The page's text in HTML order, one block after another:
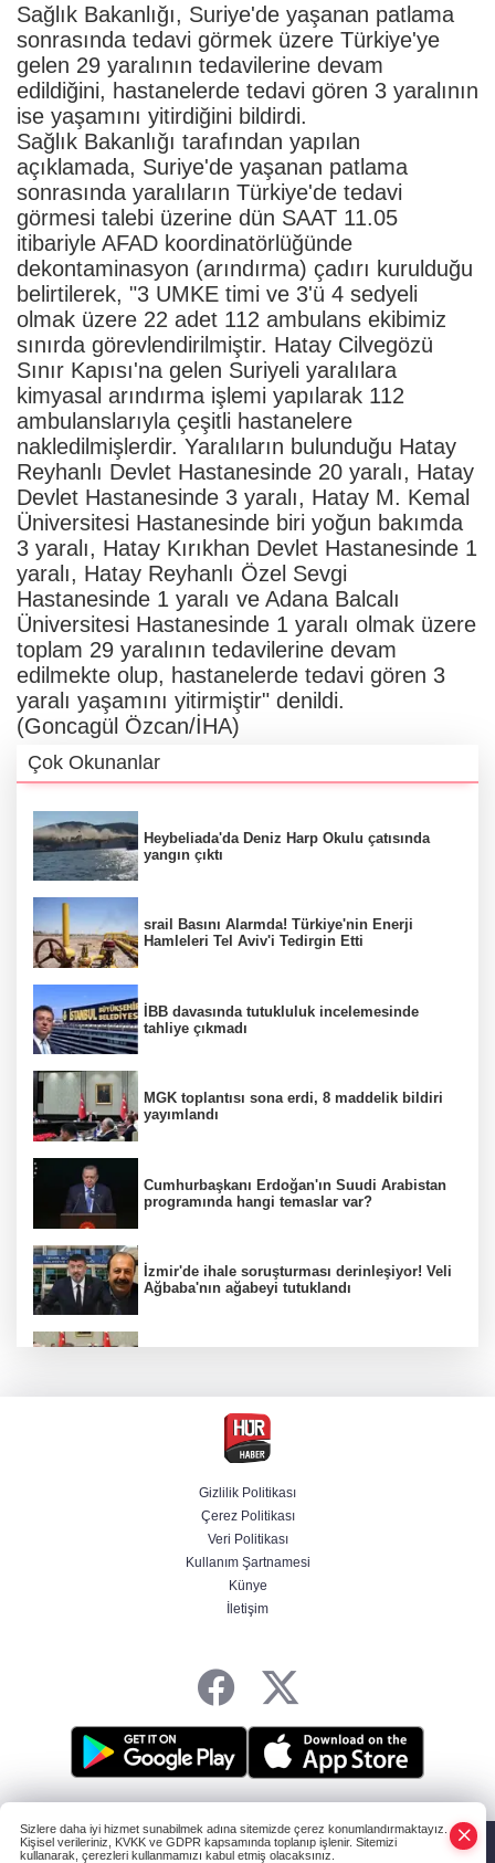
Sağlık Bakanlığı, Suriye'de yaşanan patlama
sonrasında tedavi görmek üzere Türkiye'ye
gelen 29 yaralının tedavilerine devam
edildiğini, hastanelerde tedavi gören 3 yaralının
ise yaşamını yitirdiğini bildirdi.
Sağlık Bakanlığı tarafından yapılan
açıklamada, Suriye'de yaşanan patlama
sonrasında yaralıların Türkiye'de tedavi
görmesi talebi üzerine dün SAAT 11.05
itibariyle AFAD koordinatörlüğünde
dekontaminasyon (arındırma) çadırı kurulduğu
belirtilerek, "3 UMKE timi ve 3'ü 4 sedyeli
olmak üzere 22 adet 112 ambulans ekibimiz
sınırda görevlendirilmiştir. Hatay Cilvegözü
Sınır Kapısı'na gelen Suriyeli yaralılara
kimyasal arındırma işlemi yapılarak 112
ambulanslarıyla çeşitli hastanelere
nakledilmişlerdir. Yaralıların bulunduğu Hatay
Reyhanlı Devlet Hastanesinde 20 yaralı, Hatay
Devlet Hastanesinde 3 yaralı, Hatay M. Kemal
Üniversitesi Hastanesinde biri yoğun bakımda
3 yaralı, Hatay Kırıkhan Devlet Hastanesinde 1
yaralı, Hatay Reyhanlı Özel Sevgi
Hastanesinde 1 yaralı ve Adana Balcalı
Üniversitesi Hastanesinde 1 yaralı olmak üzere
toplam 29 yaralının tedavilerine devam
edilmekte olup, hastanelerde tedavi gören 3
yaralı yaşamını yitirmiştir" denildi.
(Goncagül Özcan/İHA)
Çok Okunanlar
Heybeliada'da Deniz Harp Okulu çatısında
yangın çıktı
srail Basını Alarmda! Türkiye'nin Enerji
Hamleleri Tel Aviv'i Tedirgin Etti
İBB davasında tutukluluk incelemesinde
tahliye çıkmadı
MGK toplantısı sona erdi, 8 maddelik bildiri
yayımlandı
Cumhurbaşkanı Erdoğan'ın Suudi Arabistan
programında hangi temaslar var?
İzmir'de ihale soruşturması derinleşiyor! Veli
Ağbaba'nın ağabeyi tutuklandı
Ünlülerden AHBAP'a 14 milyon TL'yi aşan
bağış! MASAK tek tek inceledi
İletişim Başkanlığından "Milli Dayanışma"
Bir böcek ilacı faciası daha! Çanakkale'den
Gizlilik Politikası
Çerez Politikası
Veri Politikası
Kullanım Şartnamesi
Künye
İletişim
Tüm hakları saklıdır.
Sizlere daha iyi hizmet sunabilmek adına sitemizde çerez konumlandırmaktayız.
Kişisel verileriniz, KVKK ve GDPR kapsamında toplanıp işlenir. Sitemizi
kullanarak, çerezleri kullanmamızı kabul etmiş olacaksınız.